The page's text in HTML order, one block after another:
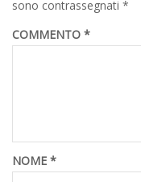
sono contrassegnati *
COMMENTO *
NOME *